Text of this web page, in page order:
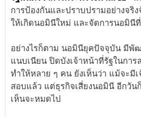
การป้องกันและปราบปรามอย่างจริ
ให้เกิดนอมินีใหม่ และจัดการนอมินี
อย่างไรก็ตาม นอมินียุคปัจจุบัน มีพั
แนบเนียน ปิดบังเจ้าหน้าที่รัฐในกา
ทำให้หลาย ๆ คน ยังเห็นว่า แม้จะมี
สอบแล้ว แต่ธุรกิจเสี่ยงนอมินี อีกวัน
เห็นจะหมดไป